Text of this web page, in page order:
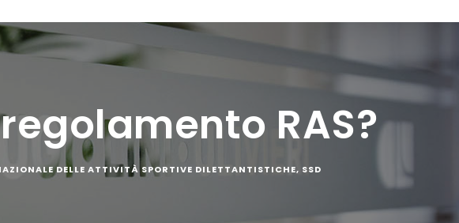
RAS?
DELLE ATTIVITÀ SPORTIVE DILETTANTISTICHE, SSD